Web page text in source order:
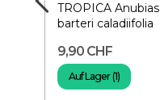
TROPICA Anubias
barteri caladiifolia
9,90 CHF
Auf Lager (1)